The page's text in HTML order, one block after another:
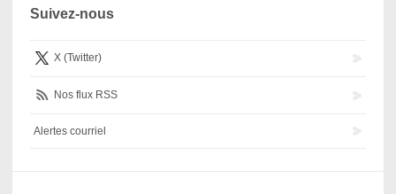
Suivez-nous
X (Twitter)
Nos flux RSS
Alertes courriel